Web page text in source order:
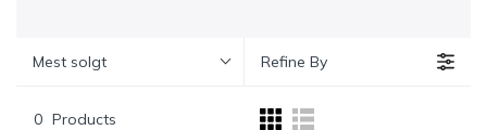
Mest solgt Refine By
0 Products